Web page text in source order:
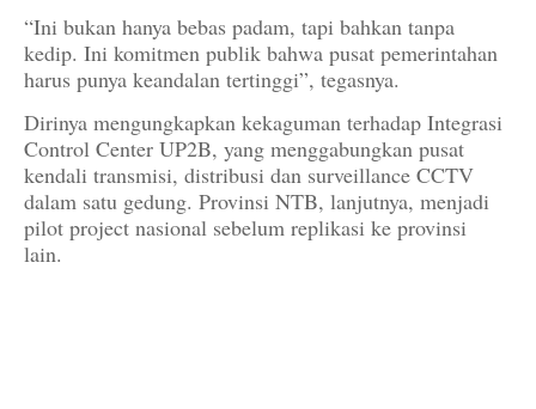
“Ini bukan hanya bebas padam, tapi bahkan tanpa
kedip. Ini komitmen publik bahwa pusat pemerintahan
harus punya keandalan tertinggi”, tegasnya.
Dirinya mengungkapkan kekaguman terhadap Integrasi
Control Center UP2B, yang menggabungkan pusat
kendali transmisi, distribusi dan surveillance CCTV
dalam satu gedung. Provinsi NTB, lanjutnya, menjadi
pilot project nasional sebelum replikasi ke provinsi
lain.